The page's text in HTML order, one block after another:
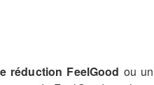
réduction FeelGood ou un